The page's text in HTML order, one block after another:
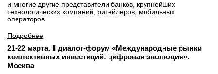
и многие другие представители банков, крупнейших
технологических компаний, ритейлеров, мобильных
операторов.
Подробнее
21-22 марта. II диалог-форум «Международные рынки
коллективных инвестиций: цифровая эволюция».
Москва